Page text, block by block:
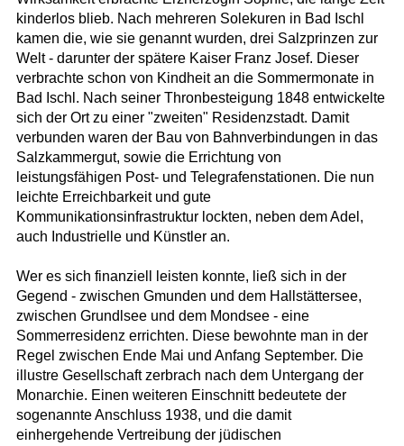
kinderlos blieb. Nach mehreren Solekuren in Bad Ischl
kamen die, wie sie genannt wurden, drei Salzprinzen zur
Welt - darunter der spätere Kaiser Franz Josef. Dieser
verbrachte schon von Kindheit an die Sommermonate in
Bad Ischl. Nach seiner Thronbesteigung 1848 entwickelte
sich der Ort zu einer "zweiten" Residenzstadt. Damit
verbunden waren der Bau von Bahnverbindungen in das
Salzkammergut, sowie die Errichtung von
leistungsfähigen Post- und Telegrafenstationen. Die nun
leichte Erreichbarkeit und gute
Kommunikationsinfrastruktur lockten, neben dem Adel,
auch Industrielle und Künstler an.
Wer es sich finanziell leisten konnte, ließ sich in der
Gegend - zwischen Gmunden und dem Hallstättersee,
zwischen Grundlsee und dem Mondsee - eine
Sommerresidenz errichten. Diese bewohnte man in der
Regel zwischen Ende Mai und Anfang September. Die
illustre Gesellschaft zerbrach nach dem Untergang der
Monarchie. Einen weiteren Einschnitt bedeutete der
sogenannte Anschluss 1938, und die damit
einhergehende Vertreibung der jüdischen